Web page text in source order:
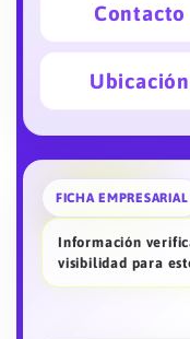
Contacto
Ubicación
FICHA EMPRESARIAL
Información
visibilidad para